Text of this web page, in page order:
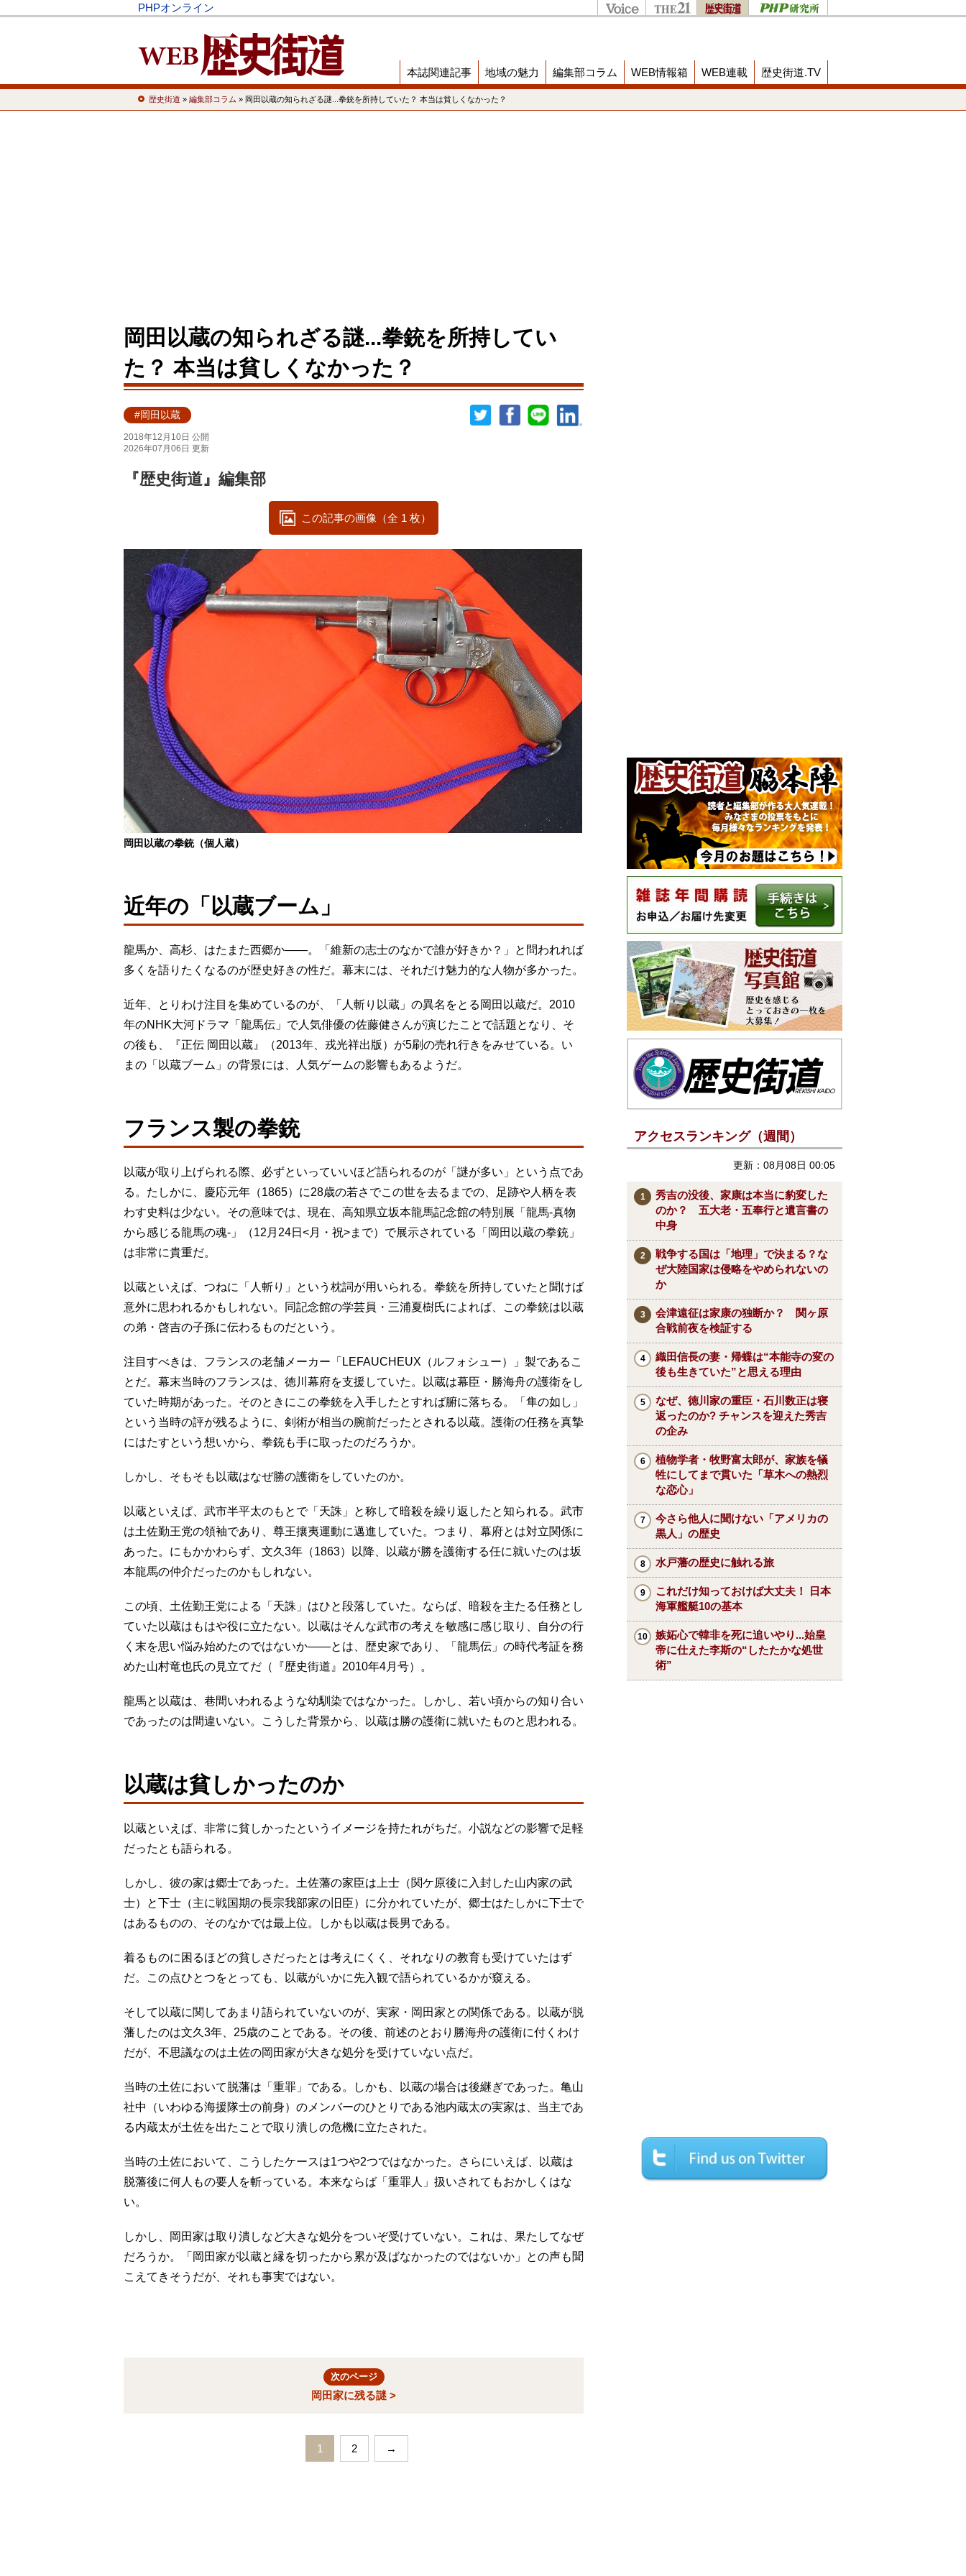
PHPオンライン
本誌関連記事 地域の魅力 編集部コラム WEB情報箱 WEB連載 歴史街道.TV
歴史街道 » 編集部コラム » 岡田以蔵の知られざる謎...拳銃を所持していた？ 本当は貧しくなかった？
岡田以蔵の知られざる謎...拳銃を所持してい
た？ 本当は貧しくなかった？
#岡田以蔵
2018年12月10日 公開
2026年07月06日 更新
『歴史街道』編集部
この記事の画像（全 1 枚）
岡田以蔵の拳銃（個人蔵）
近年の「以蔵ブーム」
龍馬か、高杉、はたまた西郷か――。「維新の志士のなかで誰が好きか？」と問われれば
多くを語りたくなるのが歴史好きの性だ。幕末には、それだけ魅力的な人物が多かった。
近年、とりわけ注目を集めているのが、「人斬り以蔵」の異名をとる岡田以蔵だ。2010
年のNHK大河ドラマ「龍馬伝」で人気俳優の佐藤健さんが演じたことで話題となり、そ
の後も、『正伝 岡田以蔵』（2013年、戎光祥出版）が5刷の売れ行きをみせている。い
まの「以蔵ブーム」の背景には、人気ゲームの影響もあるようだ。
フランス製の拳銃
以蔵が取り上げられる際、必ずといっていいほど語られるのが「謎が多い」という点であ
る。たしかに、慶応元年（1865）に28歳の若さでこの世を去るまでの、足跡や人柄を表
わす史料は少ない。その意味では、現在、高知県立坂本龍馬記念館の特別展「龍馬‐真物
から感じる龍馬の魂‐」（12月24日<月・祝>まで）で展示されている「岡田以蔵の拳銃」
は非常に貴重だ。
以蔵といえば、つねに「人斬り」という枕詞が用いられる。拳銃を所持していたと聞けば
意外に思われるかもしれない。同記念館の学芸員・三浦夏樹氏によれば、この拳銃は以蔵
の弟・啓吉の子孫に伝わるものだという。
注目すべきは、フランスの老舗メーカー「LEFAUCHEUX（ルフォシュー）」製であるこ
とだ。幕末当時のフランスは、徳川幕府を支援していた。以蔵は幕臣・勝海舟の護衛をし
ていた時期があった。そのときにこの拳銃を入手したとすれば腑に落ちる。「隼の如し」
という当時の評が残るように、剣術が相当の腕前だったとされる以蔵。護衛の任務を真摯
にはたすという想いから、拳銃も手に取ったのだろうか。
しかし、そもそも以蔵はなぜ勝の護衛をしていたのか。
以蔵といえば、武市半平太のもとで「天誅」と称して暗殺を繰り返したと知られる。武市
は土佐勤王党の領袖であり、尊王攘夷運動に邁進していた。つまり、幕府とは対立関係に
あった。にもかかわらず、文久3年（1863）以降、以蔵が勝を護衛する任に就いたのは坂
本龍馬の仲介だったのかもしれない。
この頃、土佐勤王党による「天誅」はひと段落していた。ならば、暗殺を主たる任務とし
ていた以蔵はもはや役に立たない。以蔵はそんな武市の考えを敏感に感じ取り、自分の行
く末を思い悩み始めたのではないか――とは、歴史家であり、「龍馬伝」の時代考証を務
めた山村竜也氏の見立てだ（『歴史街道』2010年4月号）。
龍馬と以蔵は、巷間いわれるような幼馴染ではなかった。しかし、若い頃からの知り合い
であったのは間違いない。こうした背景から、以蔵は勝の護衛に就いたものと思われる。
以蔵は貧しかったのか
以蔵といえば、非常に貧しかったというイメージを持たれがちだ。小説などの影響で足軽
だったとも語られる。
しかし、彼の家は郷士であった。土佐藩の家臣は上士（関ケ原後に入封した山内家の武
士）と下士（主に戦国期の長宗我部家の旧臣）に分かれていたが、郷士はたしかに下士で
はあるものの、そのなかでは最上位。しかも以蔵は長男である。
着るものに困るほどの貧しさだったとは考えにくく、それなりの教育も受けていたはず
だ。この点ひとつをとっても、以蔵がいかに先入観で語られているかが窺える。
そして以蔵に関してあまり語られていないのが、実家・岡田家との関係である。以蔵が脱
藩したのは文久3年、25歳のことである。その後、前述のとおり勝海舟の護衛に付くわけ
だが、不思議なのは土佐の岡田家が大きな処分を受けていない点だ。
当時の土佐において脱藩は「重罪」である。しかも、以蔵の場合は後継ぎであった。亀山
社中（いわゆる海援隊士の前身）のメンバーのひとりである池内蔵太の実家は、当主であ
る内蔵太が土佐を出たことで取り潰しの危機に立たされた。
当時の土佐において、こうしたケースは1つや2つではなかった。さらにいえば、以蔵は
脱藩後に何人もの要人を斬っている。本来ならば「重罪人」扱いされてもおかしくはな
い。
しかし、岡田家は取り潰しなど大きな処分をついぞ受けていない。これは、果たしてなぜ
だろうか。「岡田家が以蔵と縁を切ったから累が及ばなかったのではないか」との声も聞
こえてきそうだが、それも事実ではない。
次のページ
岡田家に残る謎 >
1 2 →
アクセスランキング（週間）
更新：08月08日 00:05
秀吉の没後、家康は本当に豹変した
のか？ 五大老・五奉行と遺言書の
中身
戦争する国は「地理」で決まる？な
ぜ大陸国家は侵略をやめられないの
か
会津遠征は家康の独断か？ 関ヶ原
合戦前夜を検証する
織田信長の妻・帰蝶は“本能寺の変の
後も生きていた”と思える理由
なぜ、徳川家の重臣・石川数正は寝
返ったのか? チャンスを迎えた秀吉
の企み
植物学者・牧野富太郎が、家族を犠
牲にしてまで貫いた「草木への熱烈
な恋心」
今さら他人に聞けない「アメリカの
黒人」の歴史
水戸藩の歴史に触れる旅
これだけ知っておけば大丈夫！ 日本
海軍艦艇10の基本
嫉妬心で韓非を死に追いやり...始皇
帝に仕えた李斯の“したたかな処世
術”